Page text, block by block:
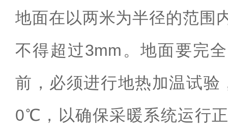
地面在以两米为半径的范围
不得超过3mm。地面要完
前，必须进行地热加温试验
0℃，以确保采暖系统运行